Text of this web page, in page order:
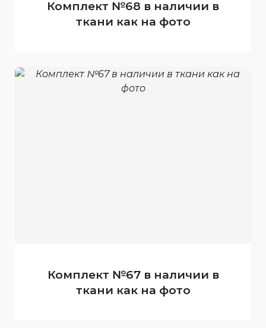
Комплект №68 в наличии в
ткани как на фото
Комплект №67 в наличии в
ткани как на фото